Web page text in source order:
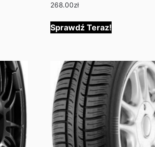
268.00zł
Sprawdź Teraz!